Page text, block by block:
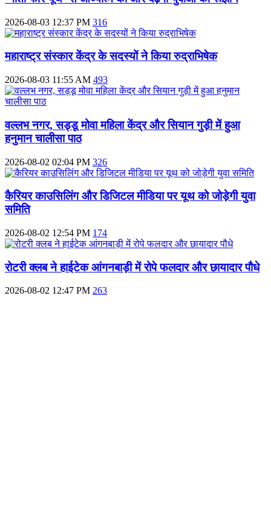
2026-08-03 12:37 PM 316
महाराष्ट्र संस्कार केंद्र के सदस्यों ने किया रुद्राभिषेक
2026-08-03 11:55 AM 493
वल्लभ नगर, सड्डू मोवा महिला केंद्र और सियान गुड़ी में हुआ
हनुमान चालीसा पाठ
2026-08-02 02:04 PM 326
कैरियर काउसिलिंग और डिजिटल मीडिया पर यूथ को जोड़ेगी युवा
समिति
2026-08-02 12:54 PM 174
रोटरी क्लब ने हाईटेक आंगनबाड़ी में रोपे फलदार और छायादार पौधे
2026-08-02 12:47 PM 263